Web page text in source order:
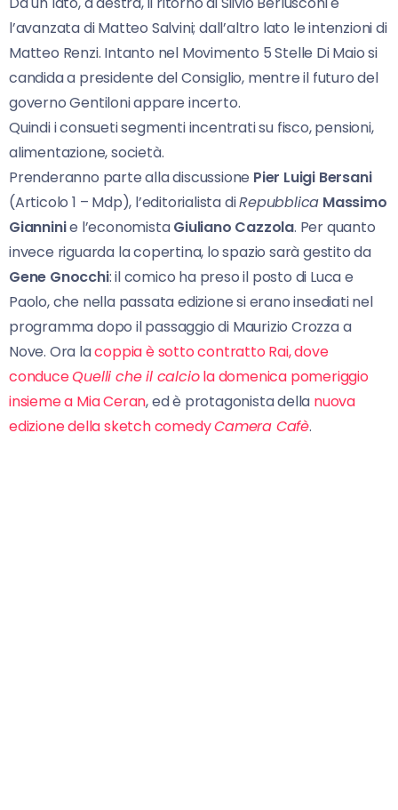
l’avanzata di Matteo Salvini; dall’altro lato le intenzioni di
Matteo Renzi. Intanto nel Movimento 5 Stelle Di Maio si
candida a presidente del Consiglio, mentre il futuro del
governo Gentiloni appare incerto.
Quindi i consueti segmenti incentrati su fisco, pensioni,
alimentazione, società.
Prenderanno parte alla discussione Pier Luigi Bersani
(Articolo 1 – Mdp), l’editorialista diRepubblica Massimo
Gianninie l’economistaGiuliano Cazzola. Per quanto
invece riguarda la copertina, lo spazio sarà gestito da
Gene Gnocchi: il comico ha preso il posto di Luca e
Paolo, che nella passata edizione si erano insediati nel
programma dopo il passaggio di Maurizio Crozza a
Nove. Ora lacoppia è sotto contratto Rai, dove
conduceQuelli che il calciola domenica pomeriggio
insieme a Mia Ceran, ed è protagonista della nuova
edizione della sketch comedyCamera Cafè.